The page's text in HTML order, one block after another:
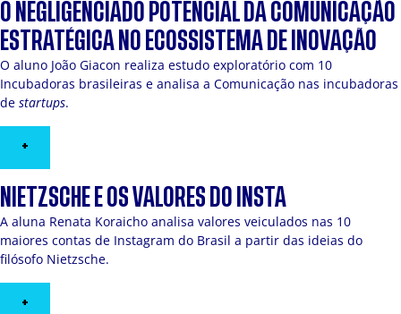
O NEGLIGENCIADO POTENCIAL DA COMUNICAÇÃO
ESTRATÉGICA NO ECOSSISTEMA DE INOVAÇÃO
O aluno João Giacon realiza estudo exploratório com 10
Incubadoras brasileiras e analisa a Comunicação nas incubadoras
de startups.
+
NIETZSCHE E OS VALORES DO INSTA
A aluna Renata Koraicho analisa valores veiculados nas 10
maiores contas de Instagram do Brasil a partir das ideias do
filósofo Nietzsche.
+